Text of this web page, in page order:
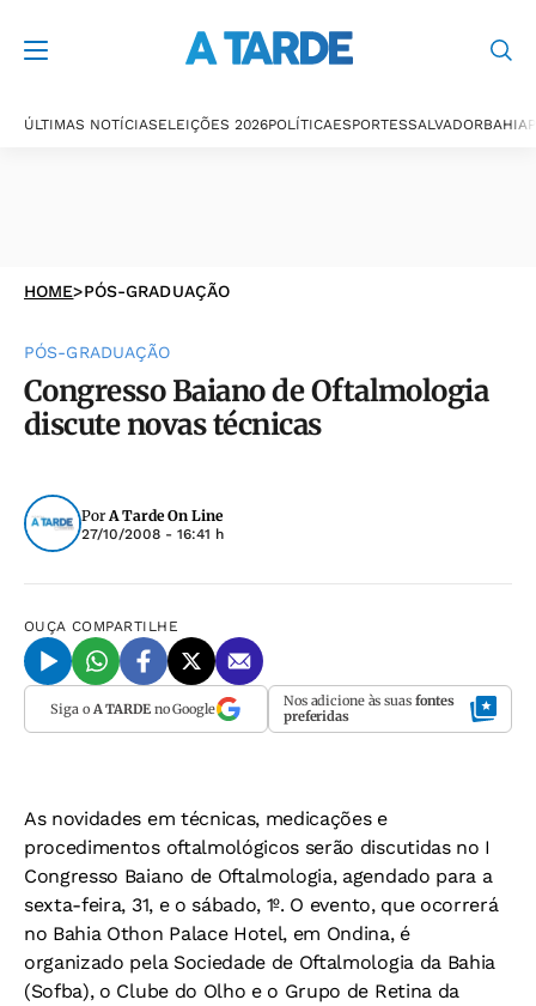
ÚLTIMAS NOTÍCIASELEIÇÕES 2026POLÍTICAESPORTESSALVADORBAHIA
HOME>PÓS-GRADUAÇÃO
PÓS-GRADUAÇÃO
Congresso Baiano de Oftalmologia
discute novas técnicas
PorA Tarde On Line
27/10/2008 - 16:41 h
OUÇA COMPARTILHE
Siga o A TARDEno Google Nos adicione às suas fontes
preferidas
As novidades em técnicas, medicações e
procedimentos oftalmológicos serão discutidas no I
Congresso Baiano de Oftalmologia, agendado para a
sexta-feira, 31, e o sábado, 1º. O evento, que ocorrerá
no Bahia Othon Palace Hotel, em Ondina, é
organizado pela Sociedade de Oftalmologia da Bahia
(Sofba), o Clube do Olho e o Grupo de Retina da